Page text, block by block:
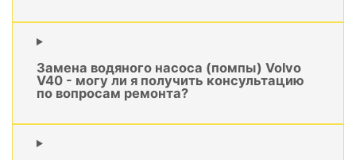
Замена водяного насоса (помпы) Volvo
V40 - могу ли я получить консультацию
по вопросам ремонта?